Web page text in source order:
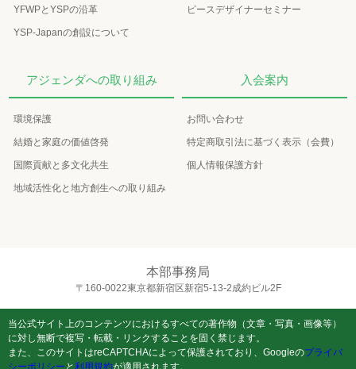
YFWPとYSPの沿革
YSP-Japanの創設について
ピースデザイナーセミナー
アジェンダへの取り組み
環境保護
結婚と家庭の価値啓発
国際貢献と多文化共生
地域活性化と地方創生への取り組み
入会案内
お問い合わせ
特定商取引法に基づく表示（会費）
個人情報保護方針
本部事務局
〒160-0022東京都新宿区新宿5-13-2成約ビル2F
当公式サイト上のコンテンツにおけるすべての著作物（文章・写真・画像等）
に対し無断で複写・転載・リンクすることを固く禁じます。
また、このサイトはreCAPTCHAによって保護されており、Googleのプライバ
シーポリシー と 利用規約が適用されます。